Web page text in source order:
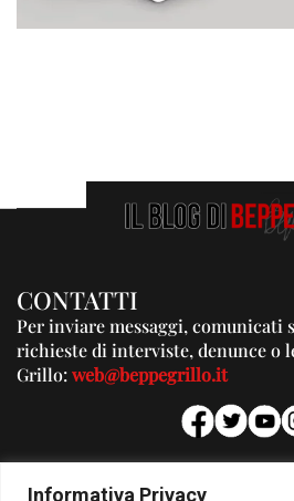
Informativa Privacy
CONTATTI
Per inviare messaggi, comunicati
richieste di interviste, denunce o
Grillo:web@beppegrillo.it